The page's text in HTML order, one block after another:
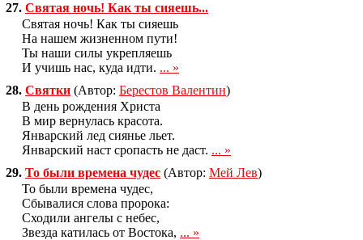
27. Святая ночь! Как ты сияешь...
Святая ночь! Как ты сияешь
На нашем жизненном пути!
Ты наши силы укрепляешь
И учишь нас, куда идти. ... »
28. Святки (Автор: Берестов Валентин)
В день рождения Христа
В мир вернулась красота.
Январский лед сиянье льет.
Январский наст сропасть не даст. ... »
29. То были времена чудес (Автор: Мей Лев)
То были времена чудес,
Сбывалися слова пророка:
Сходили ангелы с небес,
Звезда катилась от Востока, ... »